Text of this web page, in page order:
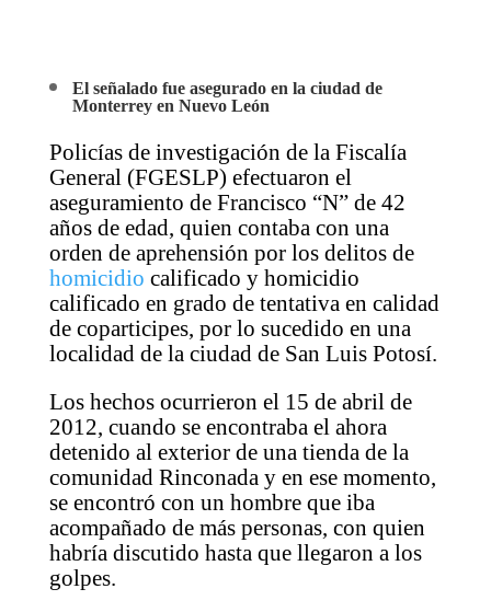
El señalado fue asegurado en la ciudad de
Monterrey en Nuevo León
Policías de investigación de la Fiscalía
General (FGESLP) efectuaron el
aseguramiento de Francisco “N” de 42
años de edad, quien contaba con una
orden de aprehensión por los delitos de
homicidio calificado y homicidio
calificado en grado de tentativa en calidad
de coparticipes, por lo sucedido en una
localidad de la ciudad de San Luis Potosí.
Los hechos ocurrieron el 15 de abril de
2012, cuando se encontraba el ahora
detenido al exterior de una tienda de la
comunidad Rinconada y en ese momento,
se encontró con un hombre que iba
acompañado de más personas, con quien
habría discutido hasta que llegaron a los
golpes.